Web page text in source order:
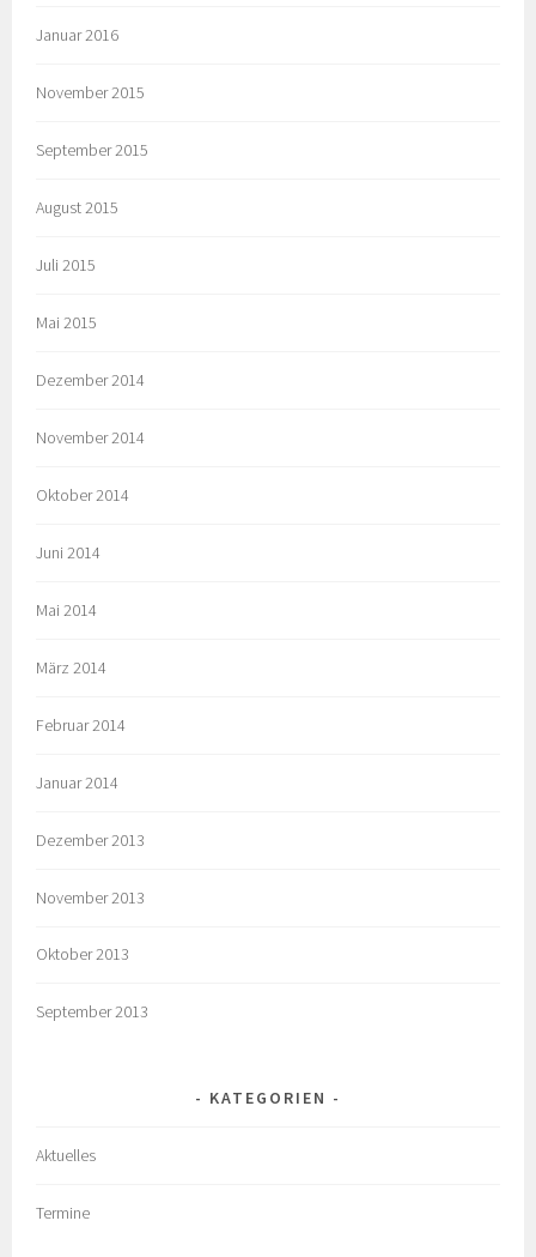
Januar 2016
November 2015
September 2015
August 2015
Juli 2015
Mai 2015
Dezember 2014
November 2014
Oktober 2014
Juni 2014
Mai 2014
März 2014
Februar 2014
Januar 2014
Dezember 2013
November 2013
Oktober 2013
September 2013
KATEGORIEN
Aktuelles
Termine